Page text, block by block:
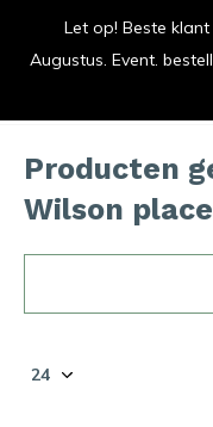
Producten
Wilson
Let op! Beste
Augustus. Event.